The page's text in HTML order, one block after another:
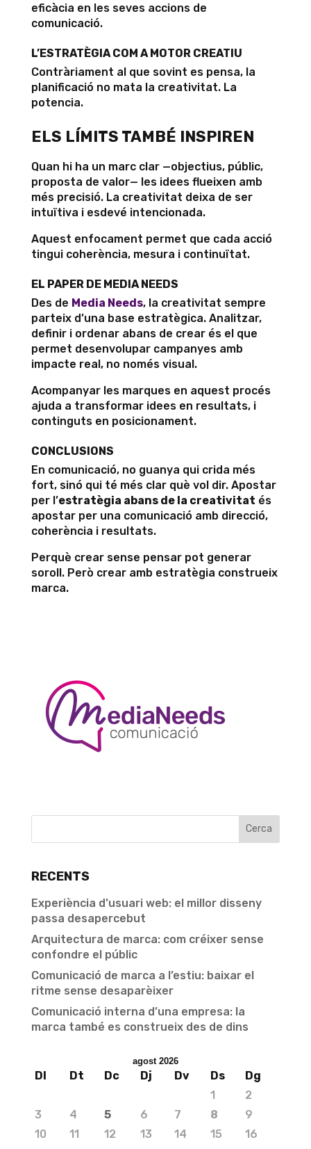
eficàcia en les seves accions de
comunicació.
L’ESTRATÈGIA COM A MOTOR CREATIU
Contràriament al que sovint es pensa, la
planificació no mata la creativitat. La
potencia.
ELS LÍMITS TAMBÉ INSPIREN
Quan hi ha un marc clar —objectius, públic,
proposta de valor— les idees flueixen amb
més precisió. La creativitat deixa de ser
intuïtiva i esdevé intencionada.
Aquest enfocament permet que cada acció
tingui coherència, mesura i continuïtat.
EL PAPER DE MEDIA NEEDS
Des de Media Needs, la creativitat sempre
parteix d’una base estratègica. Analitzar,
definir i ordenar abans de crear és el que
permet desenvolupar campanyes amb
impacte real, no només visual.
Acompanyar les marques en aquest procés
ajuda a transformar idees en resultats, i
continguts en posicionament.
CONCLUSIONS
En comunicació, no guanya qui crida més
fort, sinó qui té més clar què vol dir. Apostar
per l’estratègia abans de la creativitat és
apostar per una comunicació amb direcció,
coherència i resultats.
Perquè crear sense pensar pot generar
soroll. Però crear amb estratègia construeix
marca.
RECENTS
Experiència d’usuari web: el millor disseny
passa desapercebut
Arquitectura de marca: com créixer sense
confondre el públic
Comunicació de marca a l’estiu: baixar el
ritme sense desaparèixer
Comunicació interna d’una empresa: la
marca també es construeix des de dins
agost 2026
Dl Dt Dc Dj Dv Ds
Dg
1
2
3
4 5 6 7 8
9
10
11 12 13 14 15
16